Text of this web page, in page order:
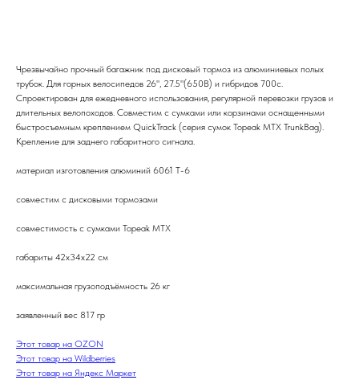
Чрезвычайно прочный багажник под дисковый тормоз из алюминиевых полых
трубок. Для горных велосипедов 26", 27.5"(650B) и гибридов 700c.
Спроектирован для ежедневного использования, регулярной перевозки грузов и
длительных велопоходов. Совместим с сумками или корзинами оснащенными
быстросъемным креплением QuickTrack (серия сумок Topeak MTX TrunkBag).
Крепление для заднего габаритного сигнала.
материал изготовления алюминий 6061 Т-6
совместим с дисковыми тормозами
совместимость с сумками Topeak MTX
габариты 42х34х22 см
максимальная грузоподъёмность 26 кг
заявленный вес 817 гр
Этот товар на OZON
Этот товар на Wildberries
Этот товар на Яндекс Маркет